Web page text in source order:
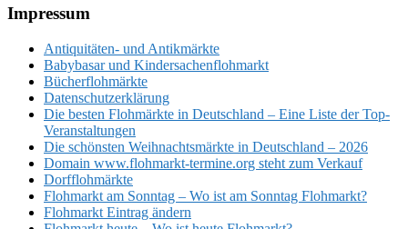
Footer
Impressum
Antiquitäten- und Antikmärkte
Babybasar und Kindersachenflohmarkt
Bücherflohmärkte
Datenschutzerklärung
Die besten Flohmärkte in Deutschland – Eine Liste der Top-
Veranstaltungen
Die schönsten Weihnachtsmärkte in Deutschland – 2026
Domain www.flohmarkt-termine.org steht zum Verkauf
Dorfflohmärkte
Flohmarkt am Sonntag – Wo ist am Sonntag Flohmarkt?
Flohmarkt Eintrag ändern